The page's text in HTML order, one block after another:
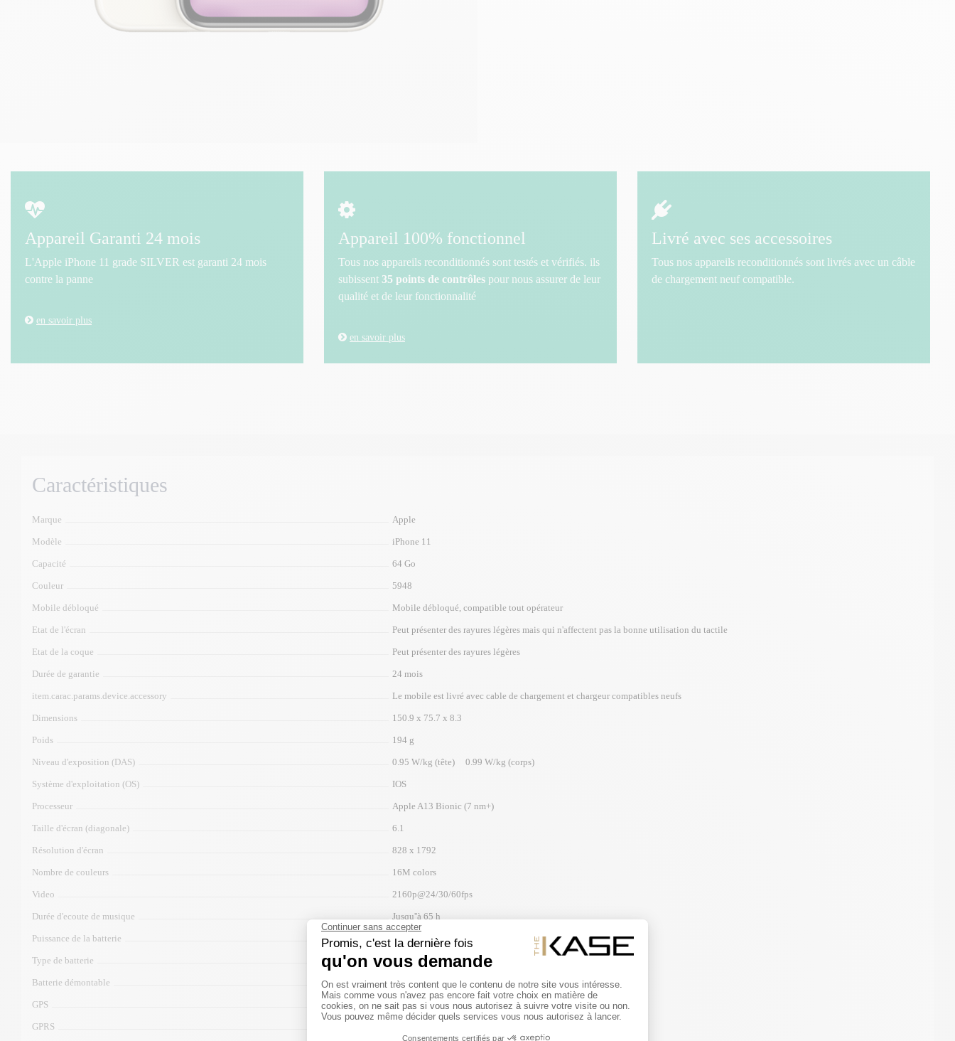
Appareil Garanti 24 mois
L'Apple iPhone 11 grade SILVER est garanti 24 mois
contre la panne
en savoir plus
Appareil 100% fonctionnel
Tous nos appareils reconditionnés sont testés et vérifiés. ils
subissent 35 points de contrôles pour nous assurer de leur
qualité et de leur fonctionnalité
en savoir plus
Livré avec ses accessoires
Tous nos appareils reconditionnés sont livrés avec un câble
de chargement neuf compatible.
Caractéristiques
Marque Apple
Modèle iPhone 11
Capacité 64 Go
Couleur 5948
Mobile débloqué Mobile débloqué, compatible tout opérateur
Etat de l'écran Peut présenter des rayures légères mais qui n'affectent pas la bonne utilisation du tactile
Etat de la coque Peut présenter des rayures légères
Durée de garantie 24 mois
item.carac.params.device.accessory Le mobile est livré avec cable de chargement et chargeur compatibles neufs
Dimensions 150.9 x 75.7 x 8.3
Poids 194 g
Niveau d'exposition (DAS) 0.95 W/kg (tête) 0.99 W/kg (corps)
Système d'exploitation (OS) IOS
Processeur Apple A13 Bionic (7 nm+)
Taille d'écran (diagonale) 6.1
Résolution d'écran 828 x 1792
Nombre de couleurs 16M colors
Video 2160p@24/30/60fps
Durée d'ecoute de musique Jusqu''à 65 h
Puissance de la batterie 3110 mAh
Type de batterie Li-Ion
Batterie démontable non
GPS Oui
GPRS